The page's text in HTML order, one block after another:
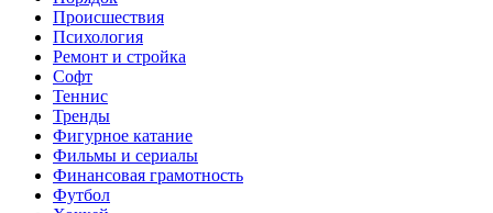
Происшествия
Психология
Ремонт и стройка
Софт
Теннис
Тренды
Фигурное катание
Фильмы и сериалы
Финансовая грамотность
Футбол